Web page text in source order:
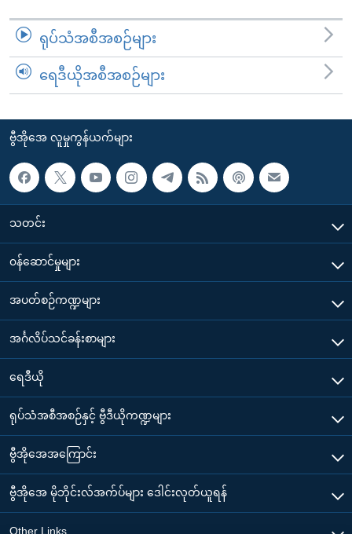
ရုပ်သံအစီအစဉ်များ
ရေဒီယိုအစီအစဉ်များ
ဗွီအိုအေ လူမှုကွန်ယက်များ
သတင်း
၀န်ဆောင်မှုများ
အပတ်စဉ်ကဏ္ဍများ
အင်္ဂလိပ်သင်ခန်းစာများ
ရေဒီယို
ရုပ်သံအစီအစဉ်နှင့် ဗွီဒီယိုကဏ္ဍများ
ဗွီအိုအေအကြောင်း
ဗွီအိုအေ မိုဘိုင်းလ်အက်ပ်များ ဒေါင်းလုတ်ယူရန်
Other Links